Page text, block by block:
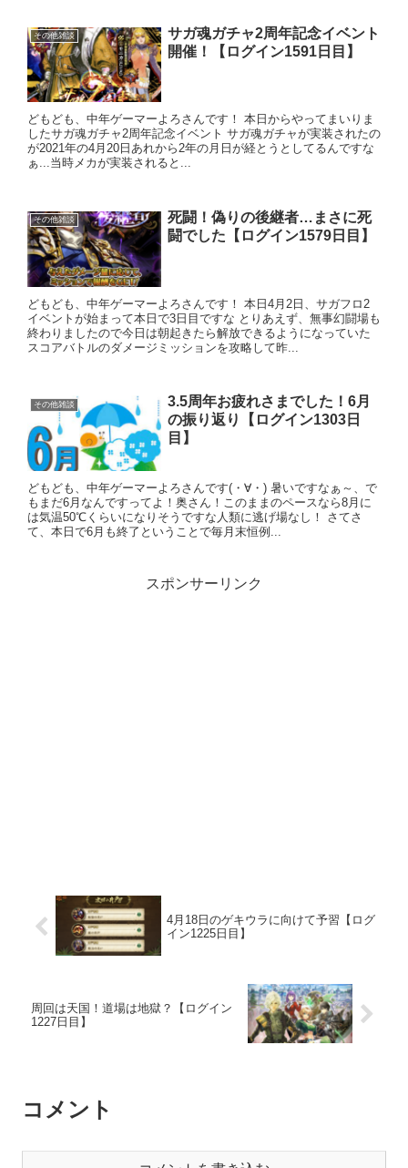
その他雑談
サガ魂ガチャ2周年記念イベント
開催！【ログイン1591日目】
どもども、中年ゲーマーよろさんです！ 本日からやってまいりま
したサガ魂ガチャ2周年記念イベント サガ魂ガチャが実装されたの
が2021年の4月20日あれから2年の月日が経とうとしてるんですな
ぁ...当時メカが実装されると...
その他雑談
死闘！偽りの後継者…まさに死
闘でした【ログイン1579日目】
どもども、中年ゲーマーよろさんです！ 本日4月2日、サガフロ2
イベントが始まって本日で3日目ですな とりあえず、無事幻闘場も
終わりましたので今日は朝起きたら解放できるようになっていた
スコアバトルのダメージミッションを攻略して昨...
その他雑談
3.5周年お疲れさまでした！6月
の振り返り【ログイン1303日
目】
どもども、中年ゲーマーよろさんです(・∀・) 暑いですなぁ～、で
もまだ6月なんですってよ！奥さん！このままのペースなら8月に
は気温50℃くらいになりそうですな人類に逃げ場なし！ さてさ
て、本日で6月も終了ということで毎月末恒例...
スポンサーリンク
4月18日のゲキウラに向けて予習【ログ
イン1225日目】
周回は天国！道場は地獄？【ログイン
1227日目】
コメント